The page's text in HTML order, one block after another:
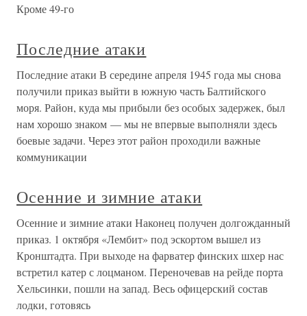
Кроме 49-го
Последние атаки
Последние атаки В середине апреля 1945 года мы снова
получили приказ выйти в южную часть Балтийского
моря. Район, куда мы прибыли без особых задержек, был
нам хорошо знаком — мы не впервые выполняли здесь
боевые задачи. Через этот район проходили важные
коммуникации
Осенние и зимние атаки
Осенние и зимние атаки Наконец получен долгожданный
приказ. 1 октября «Лембит» под эскортом вышел из
Кронштадта. При выходе на фарватер финских шхер нас
встретил катер с лоцманом. Переночевав на рейде порта
Хельсинки, пошли на запад. Весь офицерский состав
лодки, готовясь